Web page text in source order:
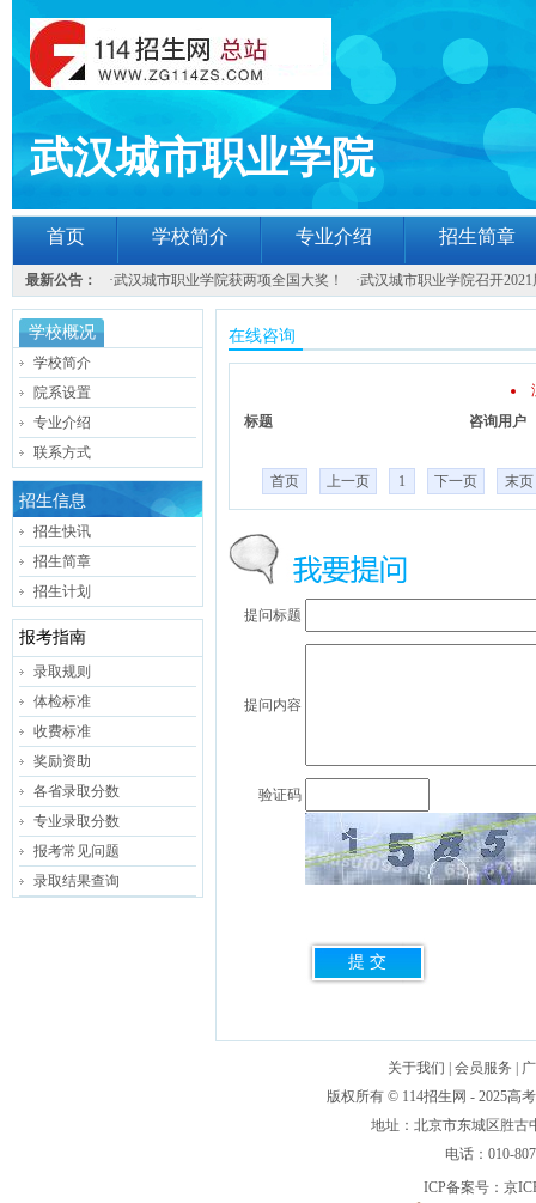
武汉城市职业学院
首页 学校简介 专业介绍 招生简章
最新公告： ·武汉城市职业学院获两项全国大奖！ ·武汉城市职业学院召开
学校概况
学校简介
院系设置
专业介绍
联系方式
招生信息
招生快讯
招生简章
招生计划
报考指南
录取规则
体检标准
收费标准
奖励资助
各省录取分数
专业录取分数
报考常见问题
录取结果查询
在线咨询
标题
咨询用户
首页 上一页 1 下一页 末页
提问标题
提问内容
验证码
关于我们 会员服务
版权所有 © 114招生网 - 2025高
地址：北京市东城区胜
电话：010-
ICP备案号： 京